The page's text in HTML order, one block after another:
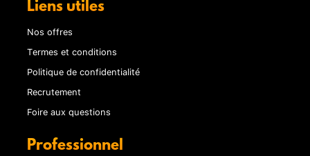
Liens utiles
Nos offres
Termes et conditions
Politique de confidentialité
Recrutement
Foire aux questions
Professionnel